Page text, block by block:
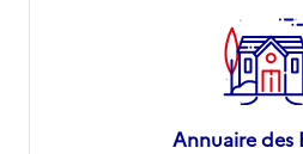
Annuaire des